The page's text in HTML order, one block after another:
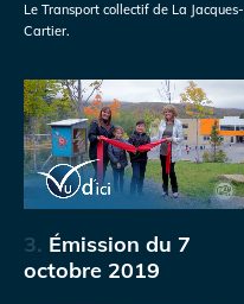
Le Transport collectif de La Jacques-
Cartier.
3. Émission du 7
octobre 2019